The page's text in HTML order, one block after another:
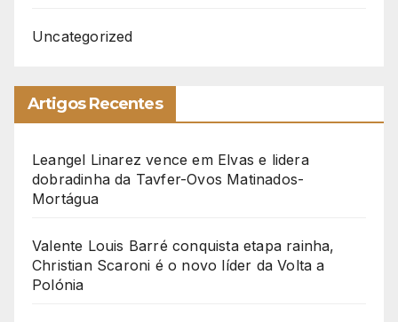
Uncategorized
Artigos Recentes
Leangel Linarez vence em Elvas e lidera
dobradinha da Tavfer-Ovos Matinados-
Mortágua
Valente Louis Barré conquista etapa rainha,
Christian Scaroni é o novo líder da Volta a
Polónia